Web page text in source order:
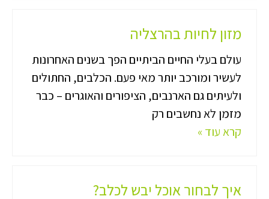
מזון לחיות בהרצליה
עולם בעלי החיים הביתיים הפך בשנים האחרונות
לעשיר ומורכב יותר מאי פעם. הכלבים, החתולים
ולעיתים גם הארנבים, הציפורים והאוגרים – כבר
מזמן לא נחשבים רק
קרא עוד »
איך לבחור אוכל יבש לכלב?